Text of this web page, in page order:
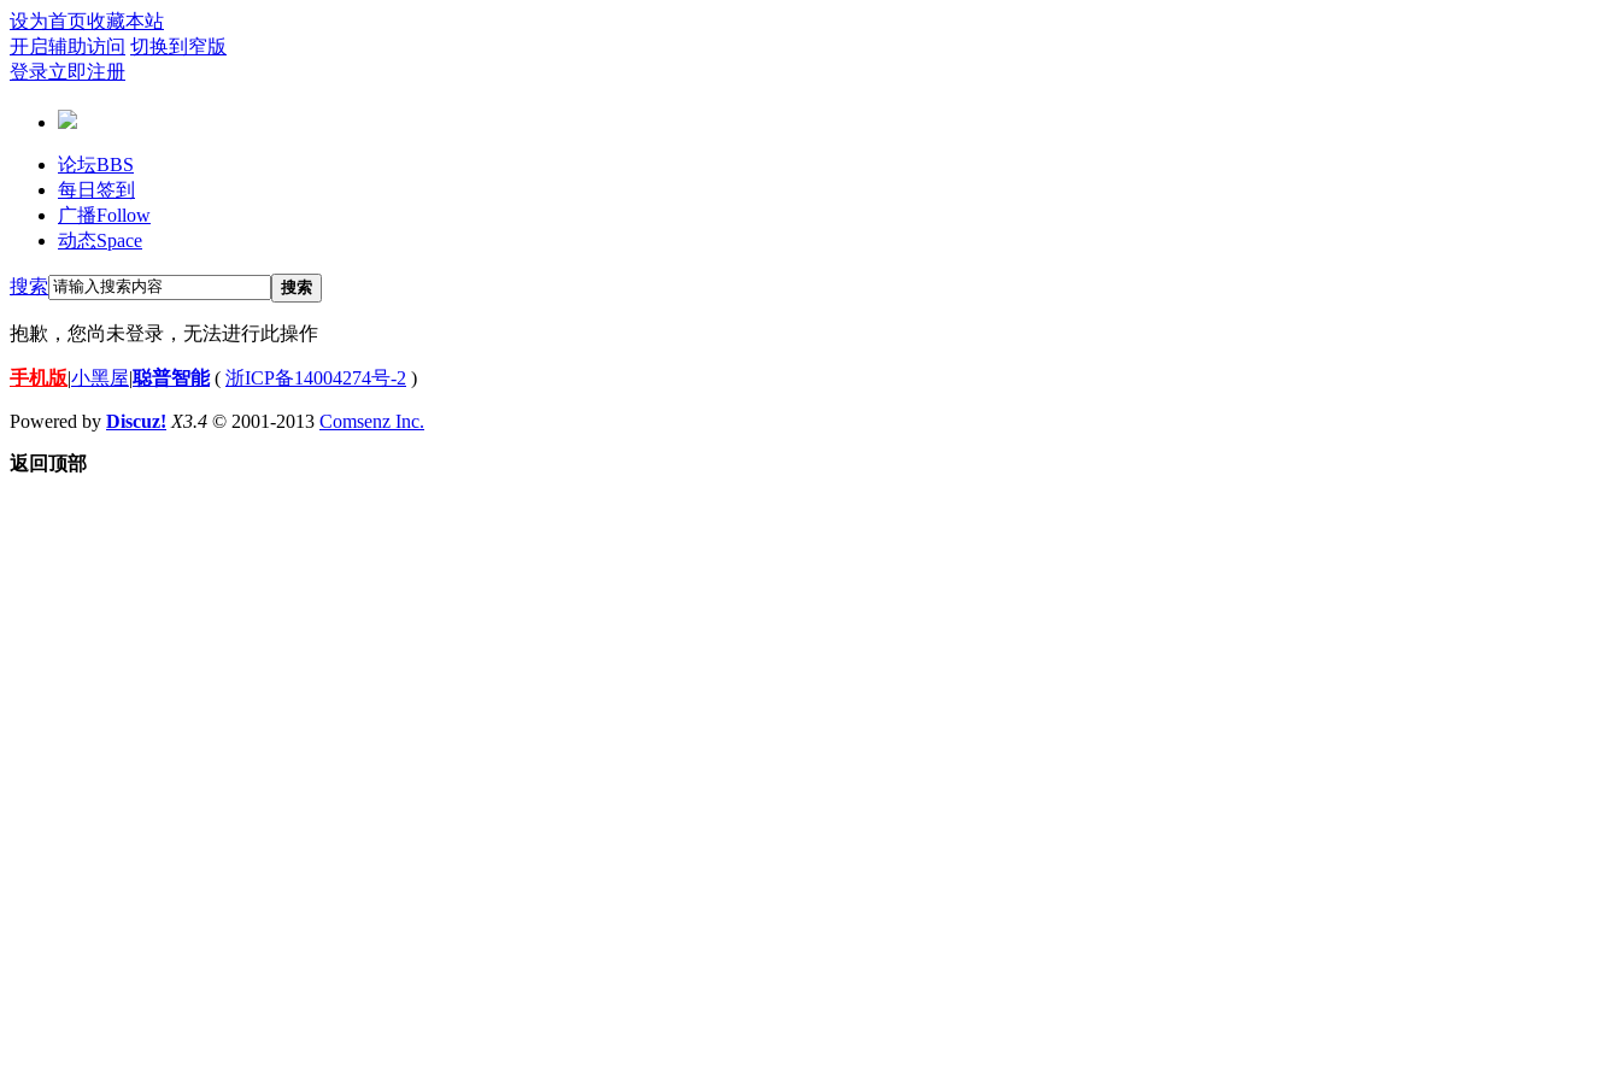
设为首页收藏本站
开启辅助访问 切换到窄版
登录立即注册
论坛BBS
每日签到
广播Follow
动态Space
搜索 搜索
抱歉，您尚未登录，无法进行此操作
手机版|小黑屋|聪普智能( 浙ICP备14004274号-2 )
Powered by Discuz! X3.4 © 2001-2013 Comsenz Inc.
返回顶部